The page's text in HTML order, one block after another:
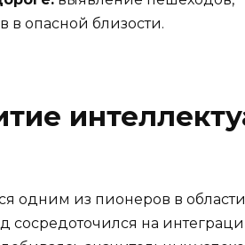
в опасной близости.
одним из пионеров в области
на